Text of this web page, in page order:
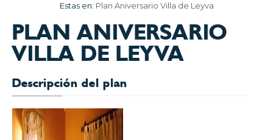
Estas en: Plan Aniversario Villa de Leyva
PLAN ANIVERSARIO
VILLA DE LEYVA
Descripción del plan